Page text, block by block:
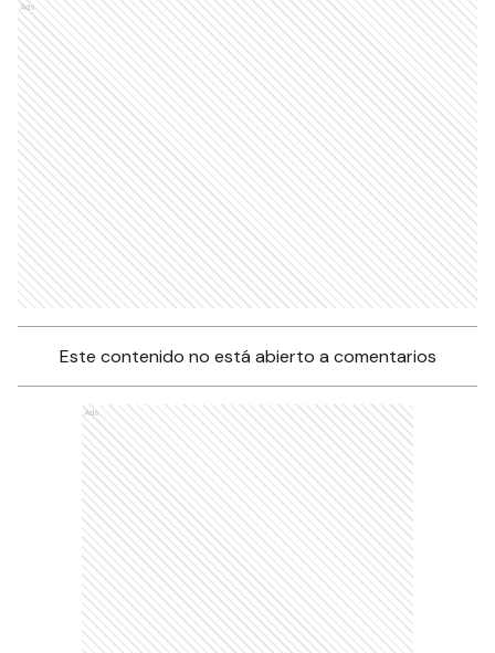
Ads
Este contenido no está abierto a comentarios
Ads